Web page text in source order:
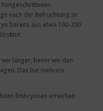
fortgeschrittenen
nach der Befruchtung. In
bereits aus etwa 100-200
länger, bevor wir den
Das hat mehrere
Embryonen erreichen